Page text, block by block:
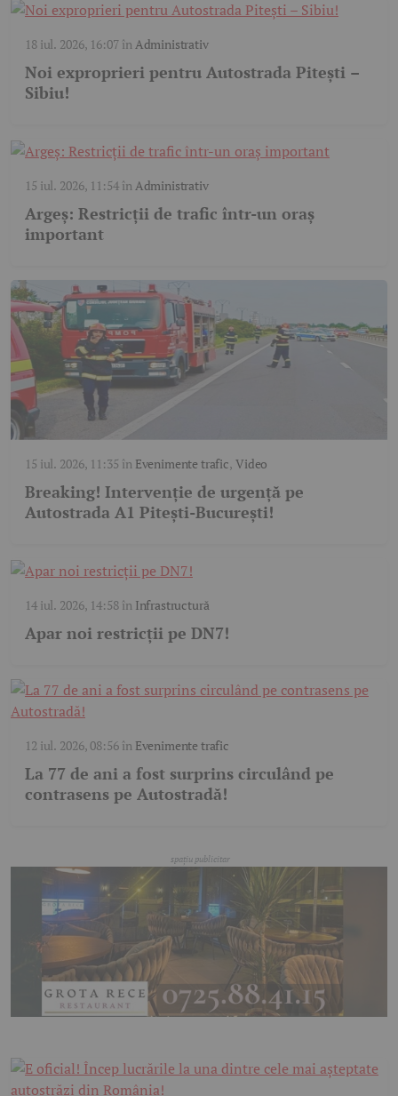
18 iul. 2026, 16:07în Administrativ
Noi exproprieri pentru Autostrada Pitești –
Sibiu!
15 iul. 2026, 11:54în Administrativ
Argeș: Restricții de trafic într-un oraș
important
15 iul. 2026, 11:35 în Evenimente trafic, Video
Breaking! Intervenție de urgență pe
Autostrada A1 Pitești-București!
14 iul. 2026, 14:58în Infrastructură
Apar noi restricții pe DN7!
12 iul. 2026, 08:56în Evenimente trafic
La 77 de ani a fost surprins circulând pe
contrasens pe Autostradă!